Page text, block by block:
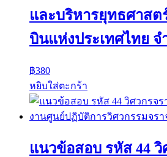
และบริหารยุทธศาสต
บินแห่งประเทศไทย จ
฿380
หยิบใส่ตะกร้า
แนวข้อสอบ รหัส 44 วิ